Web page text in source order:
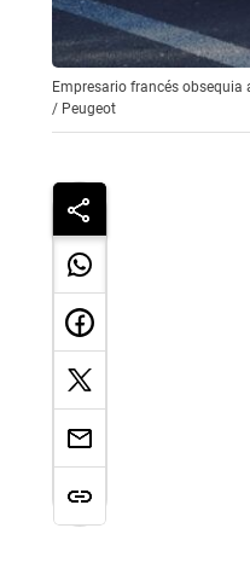
Empresario francés
/ Peugeot